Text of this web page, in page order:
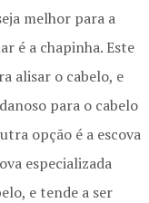
melhor para a
é a chapinha. Este
alisar o cabelo, e
para o cabelo
opção é a escova
especializada
e tende a ser